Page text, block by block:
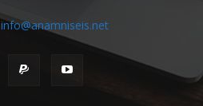
info@anamniseis.net